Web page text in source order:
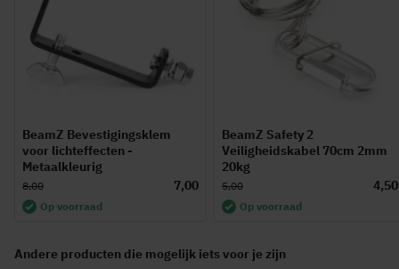
BeamZ Bevestigingsklem
voor lichteffecten -
Metaalkleurig
7,00
8,00
Op voorraad
BeamZ Safety 2
Veiligheidskabel 70cm 2mm
20kg
4,50
5,00
Op voorraad
Andere producten die mogelijk iets voor je zijn